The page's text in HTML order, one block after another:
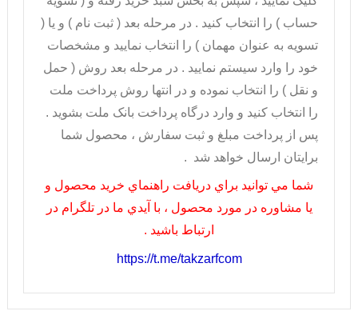
حساب ) را انتخاب کنيد . در مرحله بعد ( ثبت نام ) و يا (
تسويه به عنوان مهمان ) را انتخاب نماييد و مشخصات
خود را وارد سيستم نماييد . در مرحله بعد روش ( حمل
و نقل ) را انتخاب نموده و در انتها روش پرداخت ملت
را انتخاب کنيد و وارد درگاه پرداخت بانک ملت بشويد .
پس از پرداخت مبلغ و ثبت سفارش ، محصول شما
برايتان ارسال خواهد شد .
شما مي توانيد براي دريافت راهنماي خريد محصول و
يا مشاوره در مورد محصول ، با آيدي ما در تلگرام در
ارتباط باشيد .
https://t.me/takzarfcom